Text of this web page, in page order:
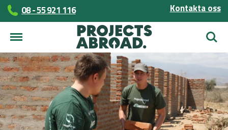
08 - 55 921 116 Kontakta oss
Sök